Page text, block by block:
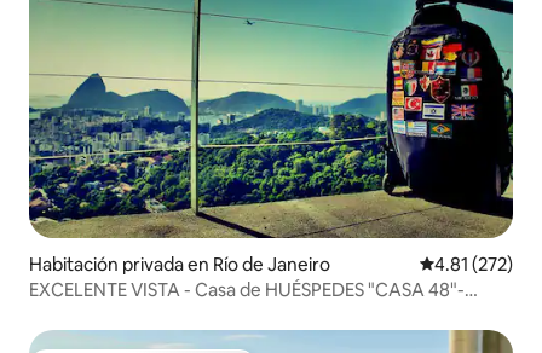
Habitación privada en Río de Janeiro Calificación
4.81 (272)
EXCELENTE VISTA - Casa de HUÉSPEDES "CASA 48"-